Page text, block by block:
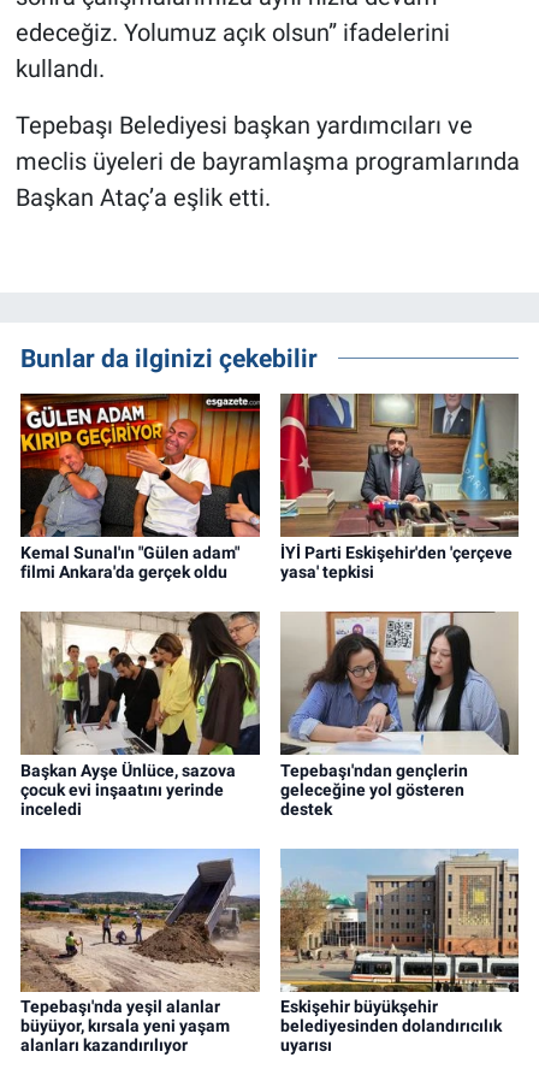
edeceğiz. Yolumuz açık olsun” ifadelerini
kullandı.
Tepebaşı Belediyesi başkan yardımcıları ve
meclis üyeleri de bayramlaşma programlarında
Başkan Ataç’a eşlik etti.
Bunlar da ilginizi çekebilir
Kemal Sunal'ın "Gülen adam"
filmi Ankara'da gerçek oldu
İYİ Parti Eskişehir'den 'çerçeve
yasa' tepkisi
Başkan Ayşe Ünlüce, sazova
çocuk evi inşaatını yerinde
inceledi
Tepebaşı'ndan gençlerin
geleceğine yol gösteren
destek
Tepebaşı'nda yeşil alanlar
büyüyor, kırsala yeni yaşam
alanları kazandırılıyor
Eskişehir büyükşehir
belediyesinden dolandırıcılık
uyarısı